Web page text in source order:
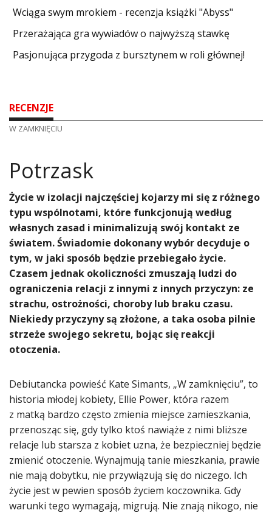
Wciąga swym mrokiem - recenzja książki "Abyss"
​Przerażająca gra wywiadów o najwyższą stawkę
Pasjonująca przygoda z bursztynem w roli głównej!
RECENZJE
W ZAMKNIĘCIU
Potrzask
Życie w izolacji najczęściej kojarzy mi się z różnego
typu wspólnotami, które funkcjonują według
własnych zasad i minimalizują swój kontakt ze
światem. Świadomie dokonany wybór decyduje o
tym, w jaki sposób będzie przebiegało życie.
Czasem jednak okoliczności zmuszają ludzi do
ograniczenia relacji z innymi z innych przyczyn: ze
strachu, ostrożności, choroby lub braku czasu.
Niekiedy przyczyny są złożone, a taka osoba pilnie
strzeże swojego sekretu, bojąc się reakcji
otoczenia.
Debiutancka powieść Kate Simants, „W zamknięciu”, to
historia młodej kobiety, Ellie Power, która razem
z matką bardzo często zmienia miejsce zamieszkania,
przenosząc się, gdy tylko ktoś nawiąże z nimi bliższe
relacje lub starsza z kobiet uzna, że bezpieczniej będzie
zmienić otoczenie. Wynajmują tanie mieszkania, prawie
nie mają dobytku, nie przywiązują się do niczego. Ich
życie jest w pewien sposób życiem koczownika. Gdy
warunki tego wymagają, migrują. Nie znają nikogo, nie